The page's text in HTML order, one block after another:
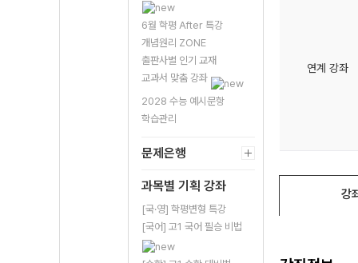
6월 학평 After 특강
개념원리 ZONE
출판사별 인기 교재
교과서 맞춤 강좌
2028 수능 예시문항
학습관리
문제은행
과목별 기획 강좌
[국·영] 학평변형 특강
[국어] 고1 국어 필승 비법
연계 강좌
강